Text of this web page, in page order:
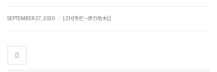
SEPTEMBER 27, 2020 [:ZH]专栏 --伊力哈木[:]